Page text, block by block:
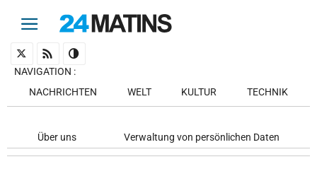
NAVIGATION :
NACHRICHTEN
WELT KULTUR TECHNIK
Über uns Verwaltung von persönlichen Daten